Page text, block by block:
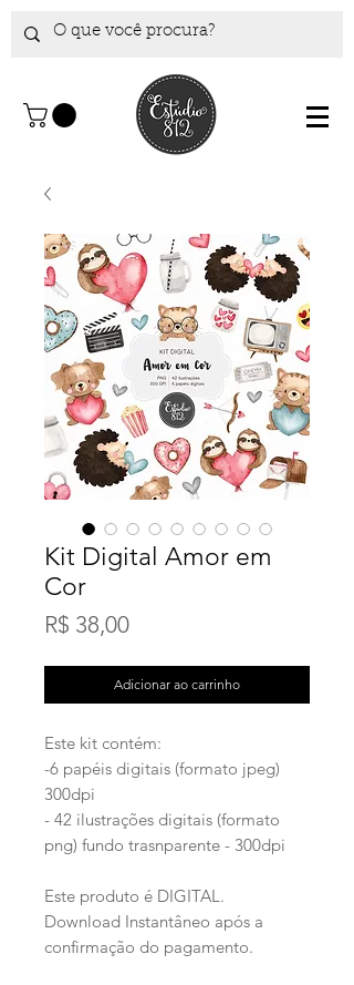
Kit Digital Amor em
Cor
R$ 38,00Preço
Adicionar ao carrinho
Este kit contém:
-6 papéis digitais (formato jpeg)
300dpi
- 42 ilustrações digitais (formato
png) fundo trasnparente - 300dpi
Este produto é DIGITAL.
Download Instantâneo após a
confirmação do pagamento.